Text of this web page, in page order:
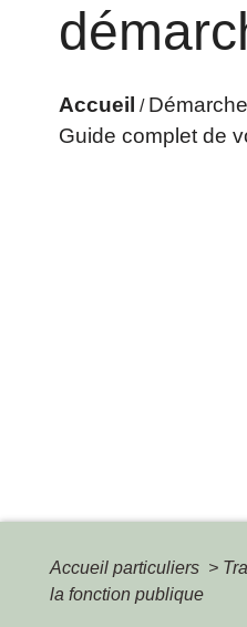
Accueil /
Guide complet de
Accueil particuliers >
la fonction publique